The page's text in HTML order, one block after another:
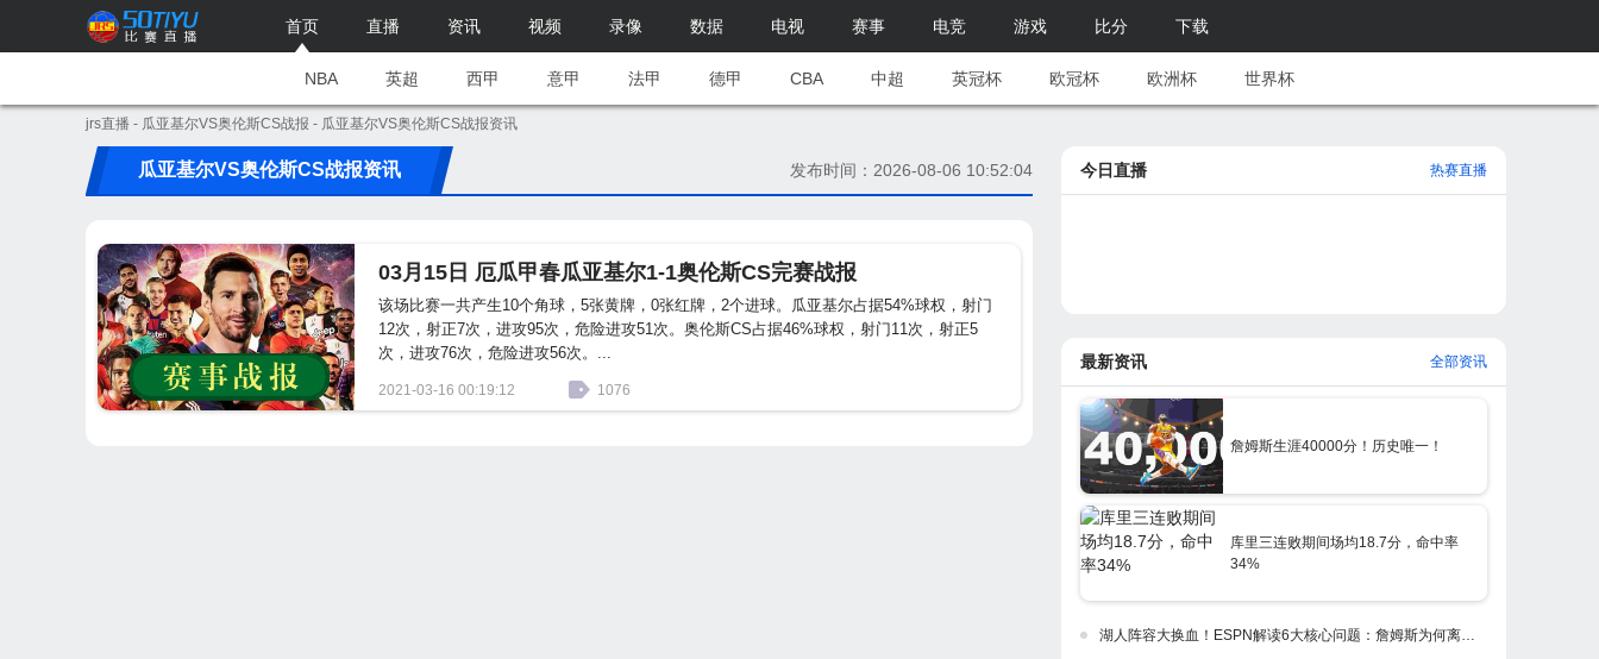
首页 直播 资讯 视频 录像 数据 电视 赛事 电竞 游戏 比分 下载
NBA 英超 西甲 意甲 法甲 德甲 CBA 中超 英冠杯 欧冠杯 欧洲杯 世界杯
jrs直播 - 瓜亚基尔VS奥伦斯CS战报 - 瓜亚基尔VS奥伦斯CS战报资讯
瓜亚基尔VS奥伦斯CS战报资讯 发布时间：2026-08-06 10:52:04
03月15日 厄瓜甲春瓜亚基尔1-1奥伦斯CS完赛战报
该场比赛一共产生10个角球，5张黄牌，0张红牌，2个进球。瓜亚基尔占据54%球权，射门
12次，射正7次，进攻95次，危险进攻51次。奥伦斯CS占据46%球权，射门11次，射正5
次，进攻76次，危险进攻56次。...
2021-03-16 00:19:12 1076
今日直播 热赛直播
最新资讯 全部资讯
詹姆斯生涯40000分！历史唯一！
库里三连败期间场均18.7分，命中率
34%
湖人阵容大换血！ESPN解读6大核心问题：詹姆斯为何离开紫金军